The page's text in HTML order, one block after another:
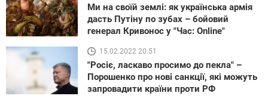
Ми на своїй землі: як українська армія
дасть Путіну по зубах – бойовий
генерал Кривонос у "Час: Online"
15.02.2022 20:51
"Росіє, ласкаво просимо до пекла" –
Порошенко про нові санкції, які можуть
запровадити країни проти РФ